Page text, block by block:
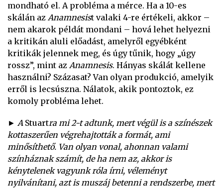
mondható el. A probléma a mérce. Ha a 10-es
skálán az Anamnesist valaki 4-re értékeli, akkor –
nem akarok példát mondani – hová lehet helyezni
a kritikán aluli előadást, amelyről egyébként
kritikák jelennek meg, és úgy tűnik, hogy „úgy
rossz”, mint az Anamnesis. Hányas skálát kellene
használni? Százasat? Van olyan produkció, amelyik
erről is lecsúszna. Nálatok, akik pontoztok, ez
komoly probléma lehet.
► AStuartra mi 2-t adtunk, mert végül is a színészek
kottaszerűen végrehajtották a formát, ami
minősíthető. Van olyan vonal, ahonnan valami
színháznak számít, de ha nem az, akkor is
kénytelenek vagyunk róla írni, véleményt
nyilvánítani, azt is muszáj betenni a rendszerbe, mert